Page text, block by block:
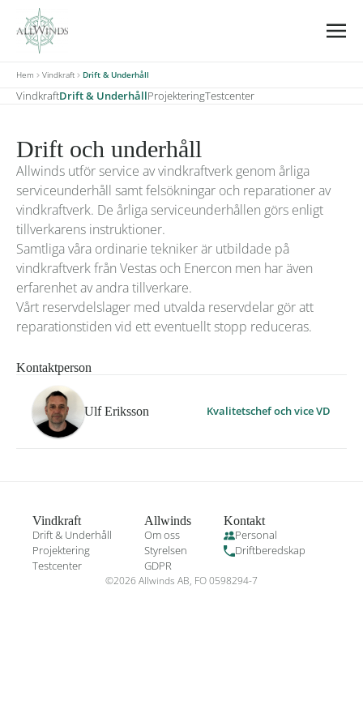
Allwinds
Hem Vindkraft Drift & Underhåll
VindkraftDrift & UnderhållProjekteringTestcenter
Drift och underhåll
Allwinds utför service av vindkraftverk genom årliga
serviceunderhåll samt felsökningar och reparationer av
vindkraftverk. De årliga serviceunderhållen görs enligt
tillverkarens instruktioner.
Samtliga våra ordinarie tekniker är utbildade på
vindkraftverk från Vestas och Enercon men har även
erfarenhet av andra tillverkare.
Vårt reservdelslager med utvalda reservdelar gör att
reparationstiden vid ett eventuellt stopp reduceras.
Kontaktperson
Ulf Eriksson Kvalitetschef och vice VD
Vindkraft
Drift & Underhåll
Projektering
Testcenter
Allwinds
Om oss
Styrelsen
GDPR
Kontakt
Personal
Driftberedskap
©2026Allwinds AB, FO 0598294-7